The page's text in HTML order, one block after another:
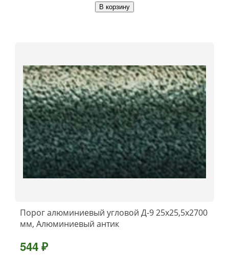
В корзину
Порог алюминиевый угловой Д-9 25x25,5x2700
мм, Алюминиевый антик
544 ₽